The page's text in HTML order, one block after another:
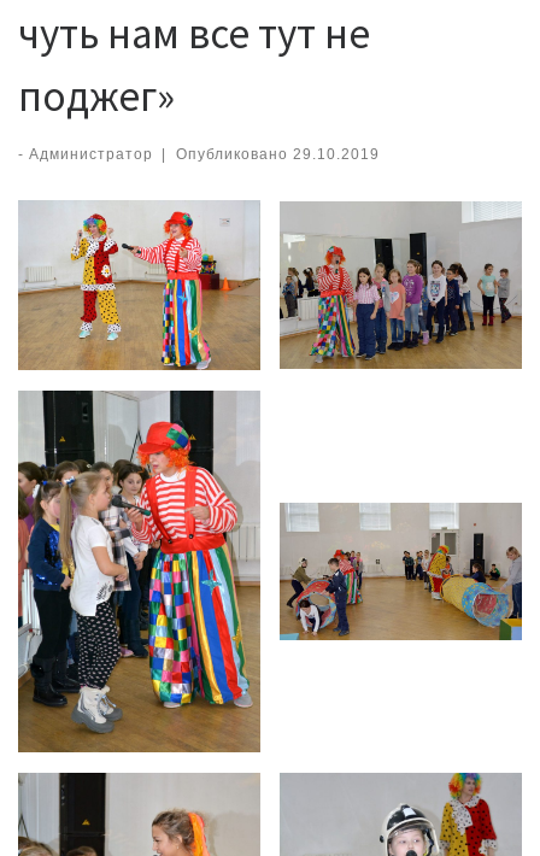
чуть нам все тут не
поджег»
- Администратор Опубликовано 29.10.2019